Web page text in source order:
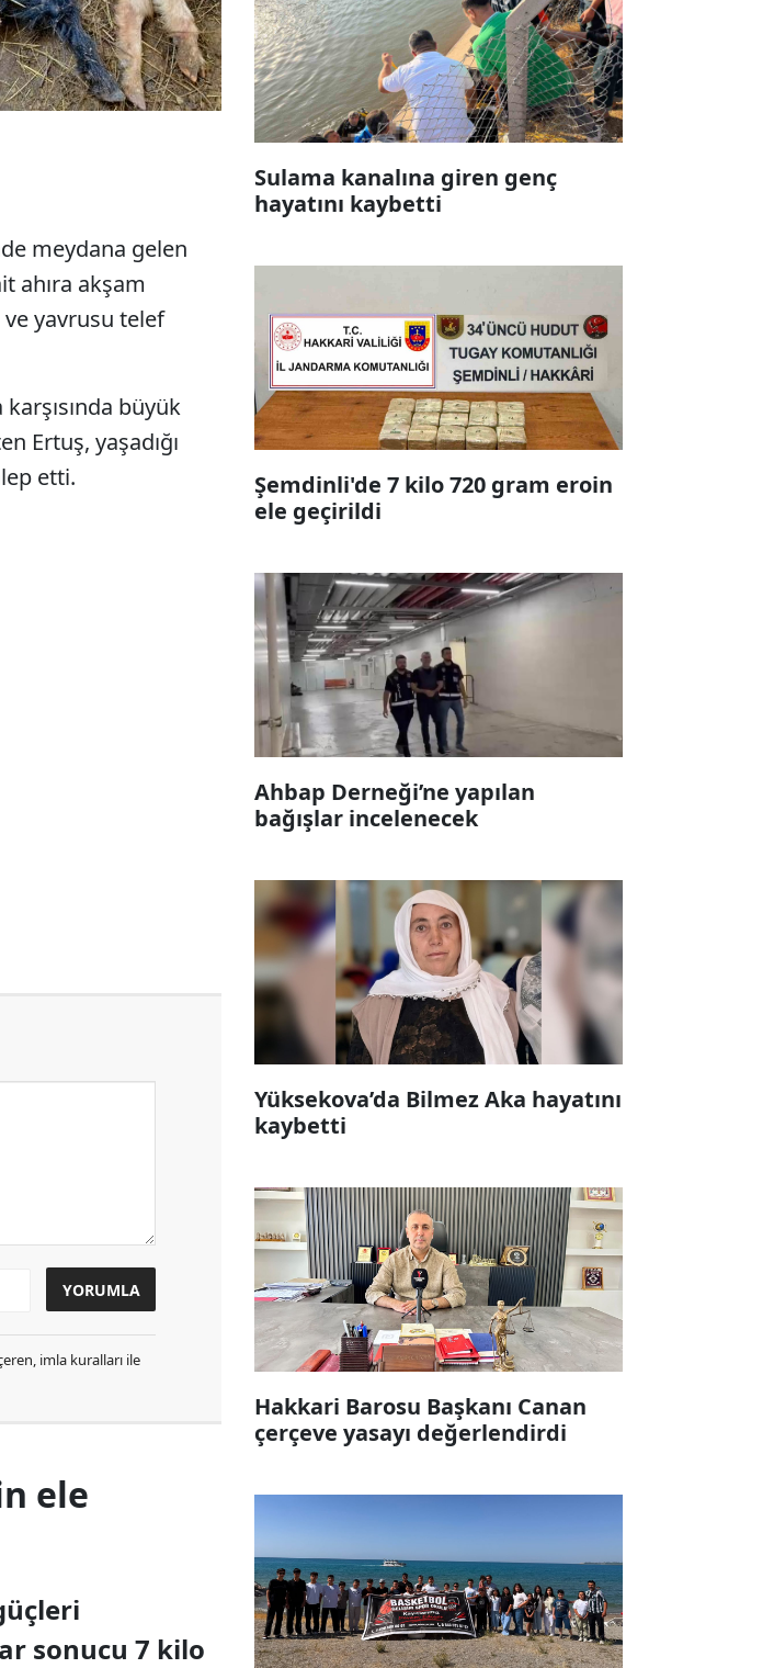
meydana gelen
ahıra akşam
ve yavrusu telef
büyük
Ertuş, yaşadığı
etti.
imla kuralları ile
ele
sonucu 7 kilo
Sulama kanalına giren genç
hayatını kaybetti
Şemdinli'de 7 kilo 720 gram eroin
ele geçirildi
Ahbap Derneği’ne yapılan
bağışlar incelenecek
Yüksekova’da Bilmez Aka hayatını
kaybetti
Hakkari Barosu Başkanı Canan
çerçeve yasayı değerlendirdi